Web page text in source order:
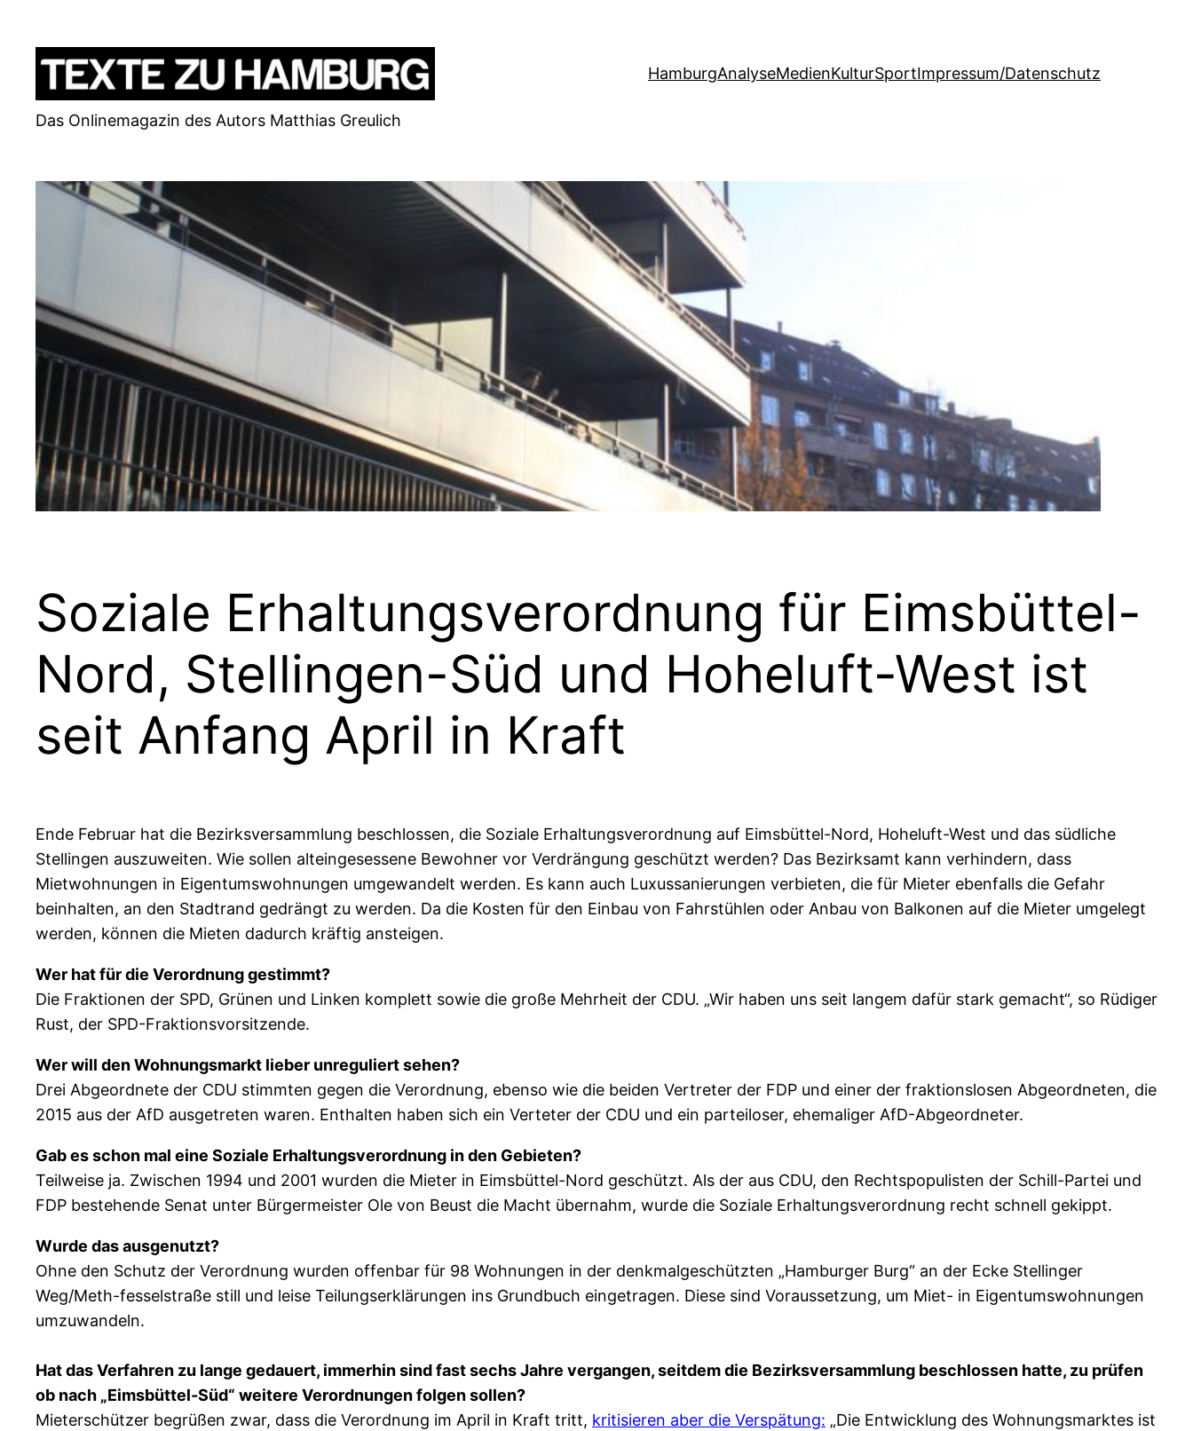
Inhalt
springen
HamburgAnalyseMedienKulturSportImpressum/Datenschutz
Das Onlinemagazin des Autors Matthias Greulich
Soziale Erhaltungsverordnung für Eimsbüttel-
Nord, Stellingen-Süd und Hoheluft-West ist
seit Anfang April in Kraft
Ende Februar hat die Bezirksversammlung beschlossen, die Soziale Erhaltungsverordnung auf Eimsbüttel-Nord, Hoheluft-West und das südliche
Stellingen auszuweiten. Wie sollen alteingesessene Bewohner vor Verdrängung geschützt werden? Das Bezirksamt kann verhindern, dass
Mietwohnungen in Eigentumswohnungen umgewandelt werden. Es kann auch Luxussanierungen verbieten, die für Mieter ebenfalls die Gefahr
beinhalten, an den Stadtrand gedrängt zu werden. Da die Kosten für den Einbau von Fahrstühlen oder Anbau von Balkonen auf die Mieter umgelegt
werden, können die Mieten dadurch kräftig ansteigen.
Wer hat für die Verordnung gestimmt?
Die Fraktionen der SPD, Grünen und Linken komplett sowie die große Mehrheit der CDU. „Wir haben uns seit langem dafür stark gemacht“, so Rüdiger
Rust, der SPD-Fraktionsvorsitzende.
Wer will den Wohnungsmarkt lieber unreguliert sehen?
Drei Abgeordnete der CDU stimmten gegen die Verordnung, ebenso wie die beiden Vertreter der FDP und einer der fraktionslosen Abgeordneten, die
2015 aus der AfD ausgetreten waren. Enthalten haben sich ein Verteter der CDU und ein parteiloser, ehemaliger AfD-Abgeordneter.
Gab es schon mal eine Soziale Erhaltungsverordnung in den Gebieten?
Teilweise ja. Zwischen 1994 und 2001 wurden die Mieter in Eimsbüttel-Nord geschützt. Als der aus CDU, den Rechtspopulisten der Schill-Partei und
FDP bestehende Senat unter Bürgermeister Ole von Beust die Macht übernahm, wurde die Soziale Erhaltungsverordnung recht schnell gekippt.
Wurde das ausgenutzt?
Ohne den Schutz der Verordnung wurden offenbar für 98 Wohnungen in der denkmalgeschützten „Hamburger Burg“ an der Ecke Stellinger
Weg/Meth-fesselstraße still und leise Teilungserklärungen ins Grundbuch eingetragen. Diese sind Voraussetzung, um Miet- in Eigentumswohnungen
umzuwandeln.
Hat das Verfahren zu lange gedauert, immerhin sind fast sechs Jahre vergangen, seitdem die Bezirksversammlung beschlossen hatte, zu prüfen
ob nach „Eimsbüttel-Süd“ weitere Verordnungen folgen sollen?
Mieterschützer begrüßen zwar, dass die Verordnung im April in Kraft tritt, kritisieren aber die Verspätung: „Die Entwicklung des Wohnungsmarktes ist